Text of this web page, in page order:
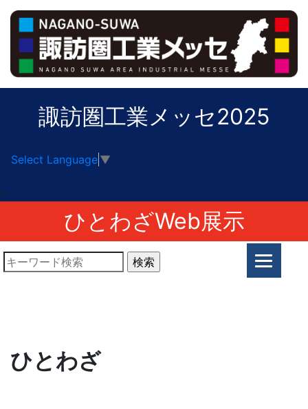
諏訪圏工業メッセ2025
Select Language ▼
>
ひとわざWeb展示
ひとわざ